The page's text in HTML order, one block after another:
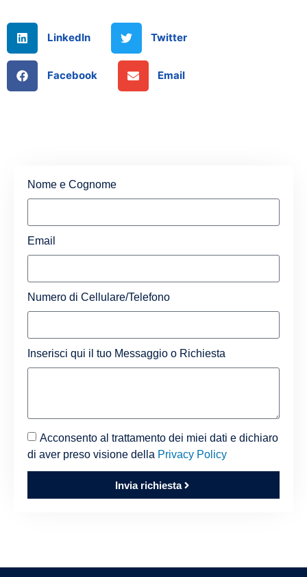
LinkedIn Twitter
Facebook Email
Nome e Cognome
Email
Numero di Cellulare/Telefono
Inserisci qui il tuo Messaggio o Richiesta
Acconsento al trattamento dei miei dati e dichiaro
di aver preso visione della Privacy Policy
Invia richiesta